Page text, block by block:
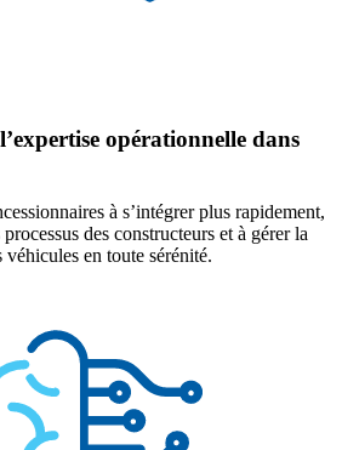
opérationnelle dans
à s’intégrer plus rapidement,
des constructeurs et à gérer la
en toute sérénité.